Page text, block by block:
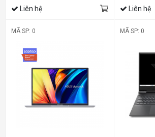
Liên hệ Liên hệ
MÃ SP: 0 MÃ SP: 0